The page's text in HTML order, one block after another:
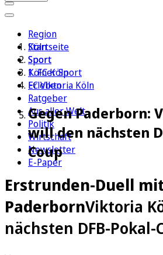
Region
Köln
Sport
1. FC Köln
Erleben
Ratgeber
Aus aller Welt
Politik
Wirtschaft
Newsletter
E-Paper
Startseite
Sport
Kölner Sport
FC Viktoria Köln
Gegen Paderborn:
will den nächsten
Coup
Erstrunden-Duell
PaderbornViktoria
nächsten DFB-Pokal-